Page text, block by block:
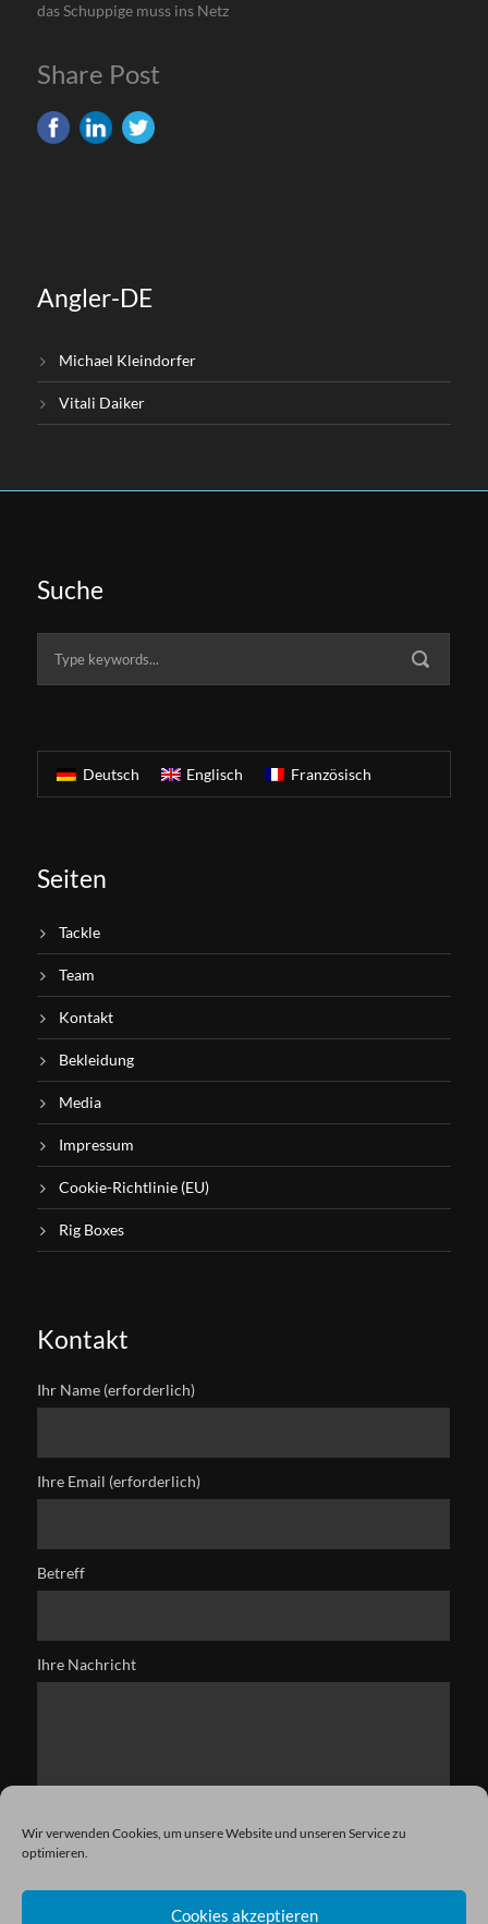
Wir verwenden Cookies, um unsere Website und unseren Service zu
optimieren.
Cookies akzeptieren
das Schuppige muss ins Netz
Share Post
Angler-DE
Michael Kleindorfer
Vitali Daiker
Suche
Deutsch Englisch Französisch
Seiten
Tackle
Team
Kontakt
Bekleidung
Media
Impressum
Cookie-Richtlinie (EU)
Rig Boxes
Kontakt
Ihr Name (erforderlich)
Ihre Email (erforderlich)
Betreff
Ihre Nachricht